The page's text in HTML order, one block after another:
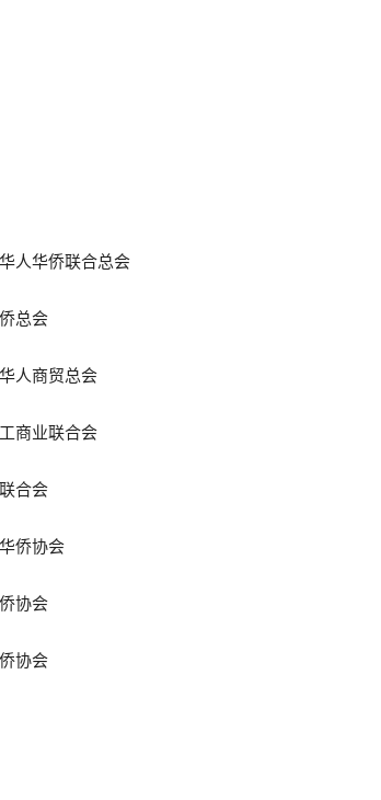
人华侨联合总会
总会
人商贸总会
商业联合会
合会
侨协会
协会
协会